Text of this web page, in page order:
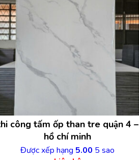
công tấm ốp than tre quận 4 –
hồ chí minh
Được xếp hạng 5.00 5 sao